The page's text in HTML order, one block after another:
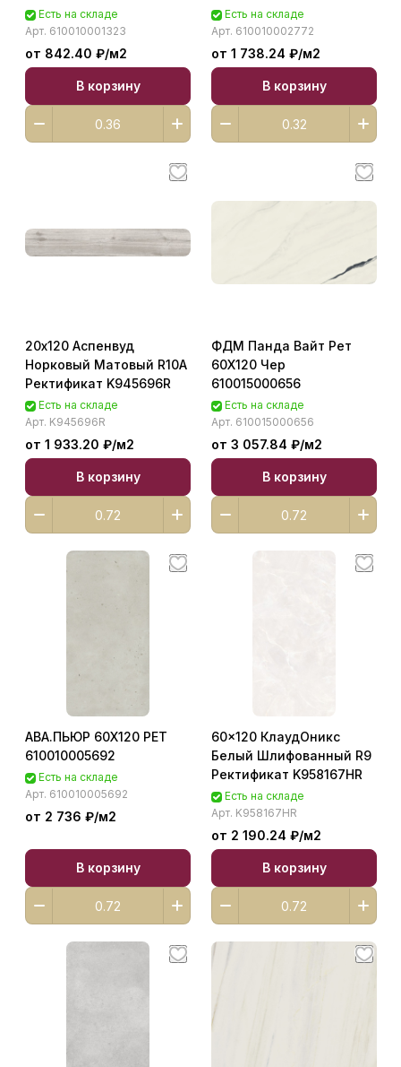
Есть на складе
Арт. 610010001323
от 842.40 ₽/м2
В корзину
Есть на складе
Арт. 610010002772
от 1 738.24 ₽/м2
В корзину
20х120 Аспенвуд
Норковый Матовый R10A
Ректификат K945696R
Есть на складе
Арт. K945696R
от 1 933.20 ₽/м2
В корзину
ФДМ Панда Вайт Рет
60Х120 Чер
610015000656
Есть на складе
Арт. 610015000656
от 3 057.84 ₽/м2
В корзину
АВА.ПЬЮР 60X120 РЕТ
610010005692
Есть на складе
Арт. 610010005692
от 2 736 ₽/м2
В корзину
60x120 КлаудОникс
Белый Шлифованный R9
Ректификат K958167HR
Есть на складе
Арт. K958167HR
от 2 190.24 ₽/м2
В корзину